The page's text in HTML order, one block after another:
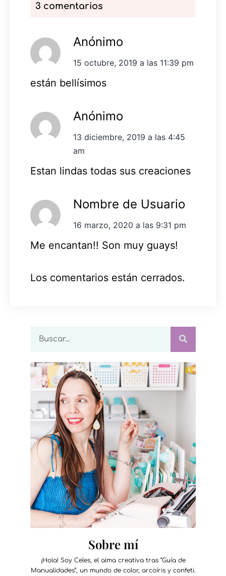
3 comentarios
Anónimo
15 octubre, 2019 a las 11:39 pm
están bellísimos
Anónimo
13 diciembre, 2019 a las 4:45
am
Estan lindas todas sus creaciones
Nombre de Usuario
16 marzo, 2020 a las 9:31 pm
Me encantan!! Son muy guays!
Los comentarios están cerrados.
Sobre mí
¡Hola! Soy Celes, el alma creativa tras “Guía de
Manualidades”, un mundo de color, arcoíris y confeti.